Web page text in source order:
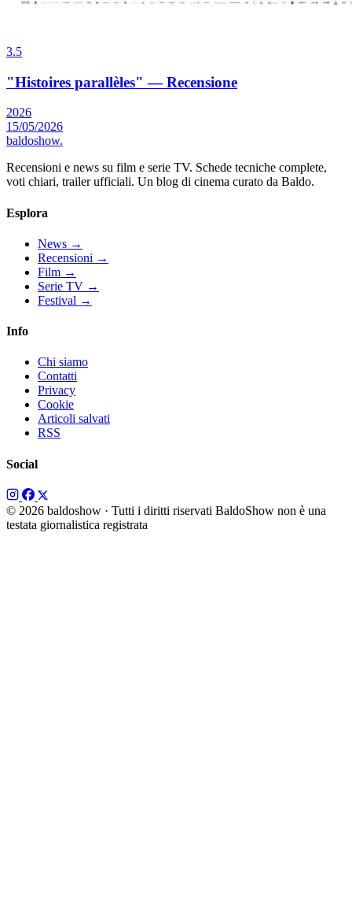
3.5
"Histoires parallèles" — Recensione
2026
15/05/2026
baldoshow.
Recensioni e news su film e serie TV. Schede tecniche complete,
voti chiari, trailer ufficiali. Un blog di cinema curato da Baldo.
Esplora
News →
Recensioni →
Film →
Serie TV →
Festival →
Info
Chi siamo
Contatti
Privacy
Cookie
Articoli salvati
RSS
Social
© 2026 baldoshow · Tutti i diritti riservati BaldoShow non è una
testata giornalistica registrata